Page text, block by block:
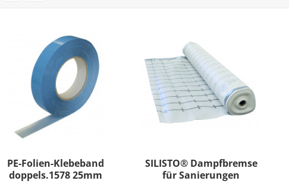
PE-Folien-Klebeband
doppels.1578 25mm
SILISTO® Dampfbremse
für Sanierungen